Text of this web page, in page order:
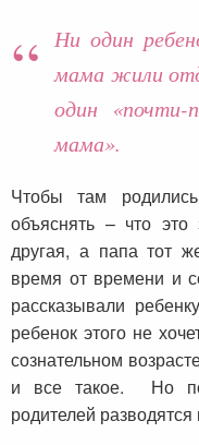
Ни один
мама жили
один
мама».
Чтобы там
объяснять – что
другая, а папа тот
время от времени и
рассказывали
ребенок этого не
сознательном
и все такое. Но по
родителей